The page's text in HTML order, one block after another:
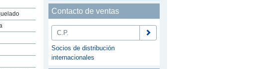
Contacto de ventas
Socios de distribución
internacionales